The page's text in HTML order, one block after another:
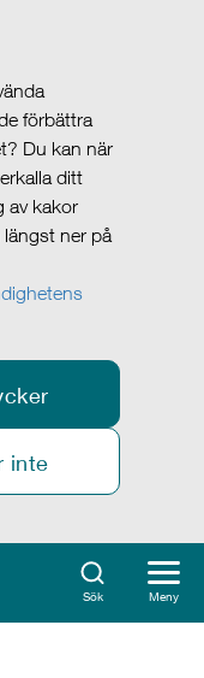
förbättra
Du kan när
ditt
av kakor
ner på
inte
Sök Meny